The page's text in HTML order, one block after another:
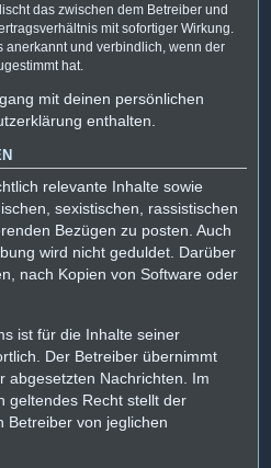
das zwischen dem Betreiber und
mit sofortiger Wirkung.
anerkannt und verbindlich, wenn der
hat.
mit deinen persönlichen
enthalten.
relevante Inhalte sowie
sexistischen, rassistischen
Bezügen zu posten. Auch
wird nicht geduldet. Darüber
nach Kopien von Software oder
ist für die Inhalte seiner
Der Betreiber übernimmt
abgesetzten Nachrichten. Im
geltendes Recht stellt der
Betreiber von jeglichen